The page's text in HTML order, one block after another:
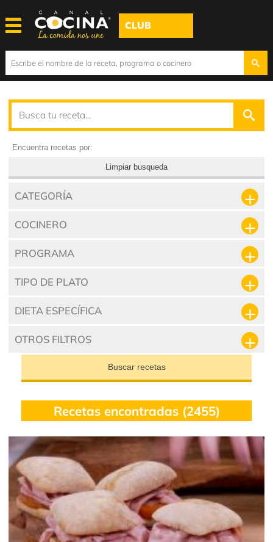
CLUB
Encuentra recetas por:
Limpiar busqueda
CATEGORÍA
COCINERO
PROGRAMA
TIPO DE PLATO
DIETA ESPECÍFICA
OTROS FILTROS
Buscar recetas
Recetas encontradas (2455)